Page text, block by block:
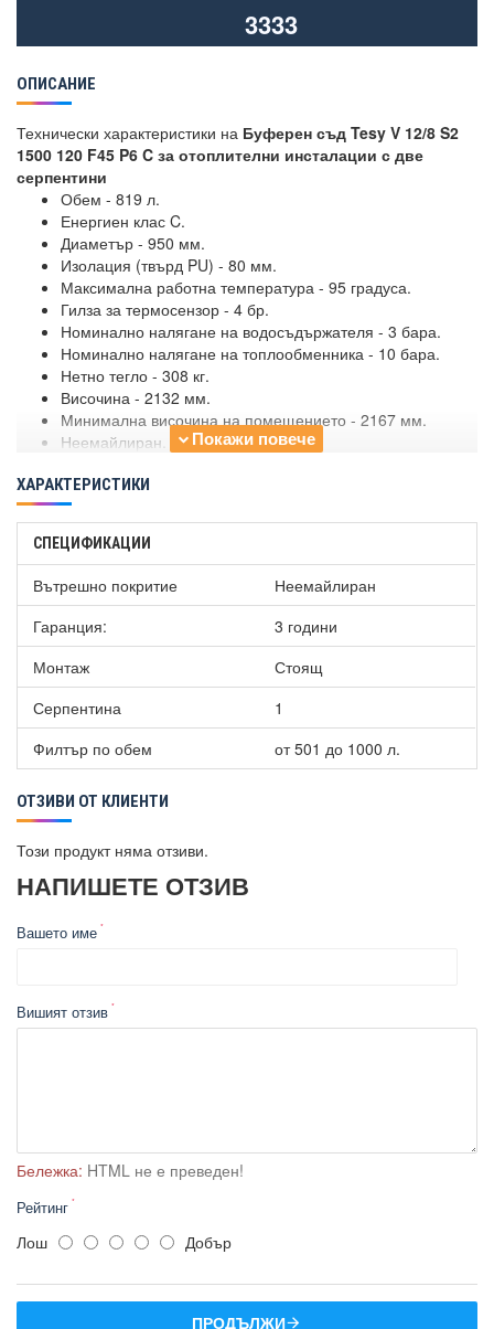
3333
ОПИСАНИЕ
Технически характеристики на Буферен съд Tesy V 12/8 S2
1500 120 F45 P6 C за отоплителни инсталации с две
серпентини
Обем - 819 л.
Енергиен клас C.
Диаметър - 950 мм.
Изолация (твърд PU) - 80 мм.
Максимална работна температура - 95 градуса.
Гилза за термосензор - 4 бр.
Номинално налягане на водосъдържателя - 3 бара.
Номинално налягане на топлообменника - 10 бара.
Нетно тегло - 308 кг.
Височина - 2132 мм.
Минимална височина на помещението - 2167 мм.
Неемайлиран.
Повърхност на топлообменника - S1 - 2,23
Максимална работна температура на топлообменника -
95
Брой входове - 4.
Площ на хигиенна серпентина - 5,5 кв.м.
Номинален обем на хигиенната серпентина - 28
градуса.
Максимална работна температура на серпентината на
топлообменника 110 градуса.
Номинално налягане на серпентината на
топлообменника - 6 бара.
Действителна вместимост на буферния съд - 891 л.
ХАРАКТЕРИСТИКИ
СПЕЦИФИКАЦИИ
Вътрешно покритие
Неемайлиран
Гаранция:
3 години
Монтаж
Стоящ
Серпентина
1
Филтър по обем
от 501 до 1000 л.
ОТЗИВИ ОТ КЛИЕНТИ
Този продукт няма отзиви.
НАПИШЕТЕ ОТЗИВ
Вашето име
Вишият отзив
Бележка: HTML не е преведен!
Рейтинг
Лош Добър
ПРОДЪЛЖИ